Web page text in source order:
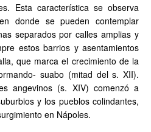
Esta característica se observa
donde se pueden contemplar
separados por calles amplias y
estos barrios y asentamientos
que marca el crecimiento de la
suabo (mitad del s. XII).
angevinos (s. XIV) comenzó a
y los pueblos colindantes,
en Nápoles.